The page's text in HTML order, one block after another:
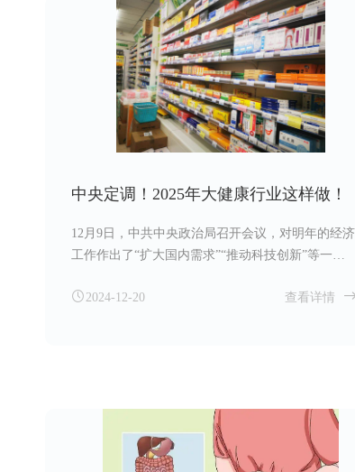
中央定调！2025年大健康行业这样做！
12月9日，中共中央政治局召开会议，对明年的经济
工作作出了“扩大国内需求”“推动科技创新”等一系
的发展方向。
2024-12-20 查看详情